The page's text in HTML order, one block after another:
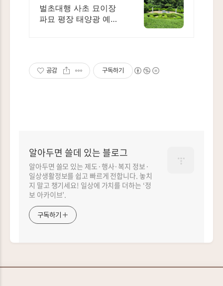
리 공사
벌초대행 사초 묘이장
파묘 평장 태양광 예초
공감 구독하기
알아두면 쓸데 있는 블로그
알아두면 쓸모 있는 제도·행사·복지 정보·
일상생활정보를 쉽고 빠르게 전합니다. 놓치
지 말고 챙기세요! 일상에 가치를 더하는 ‘정
보 아카이브’.
구독하기